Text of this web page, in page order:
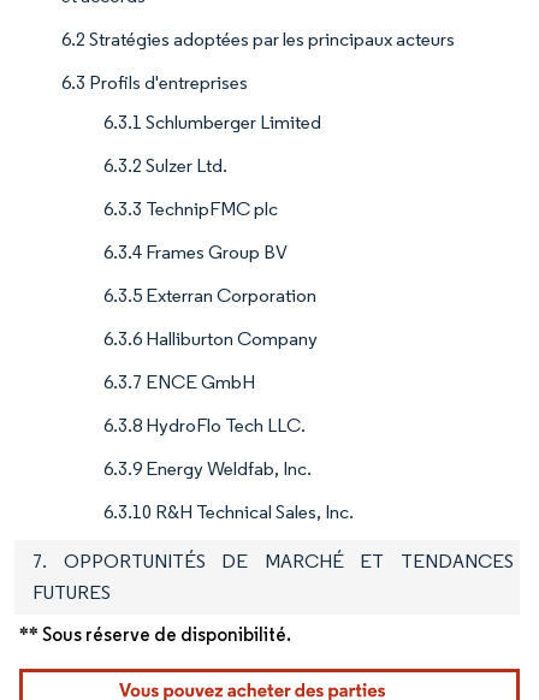
6.2 Stratégies adoptées par les principaux acteurs
6.3 Profils d'entreprises
6.3.1 Schlumberger Limited
6.3.2 Sulzer Ltd.
6.3.3 TechnipFMC plc
6.3.4 Frames Group BV
6.3.5 Exterran Corporation
6.3.6 Halliburton Company
6.3.7 ENCE GmbH
6.3.8 HydroFlo Tech LLC.
6.3.9 Energy Weldfab, Inc.
6.3.10 R&H Technical Sales, Inc.
7. OPPORTUNITÉS DE MARCHÉ ET TENDANCES
FUTURES
** Sous réserve de disponibilité.